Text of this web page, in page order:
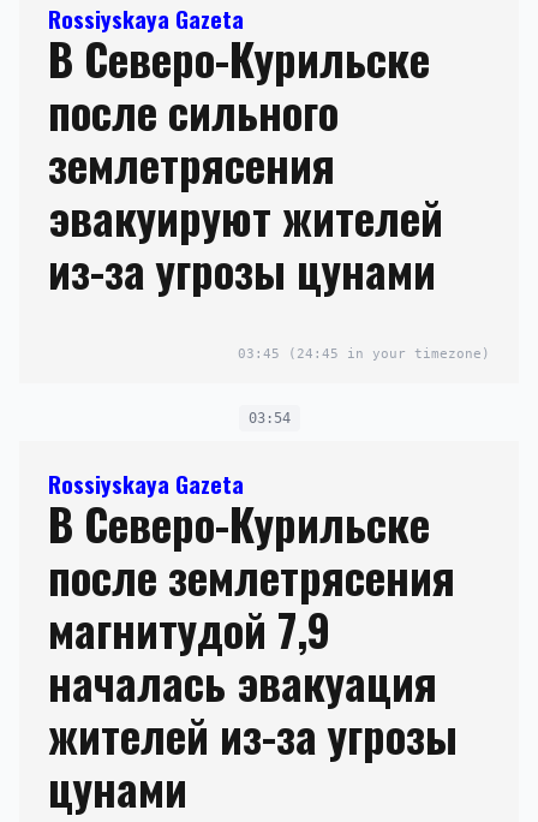
Rossiyskaya Gazeta
В Северо-Курильске
после сильного
землетрясения
эвакуируют жителей
из-за угрозы цунами
03:45 (24:45 in your timezone)
03:54
Rossiyskaya Gazeta
В Северо-Курильске
после землетрясения
магнитудой 7,9
началась эвакуация
жителей из-за угрозы
цунами